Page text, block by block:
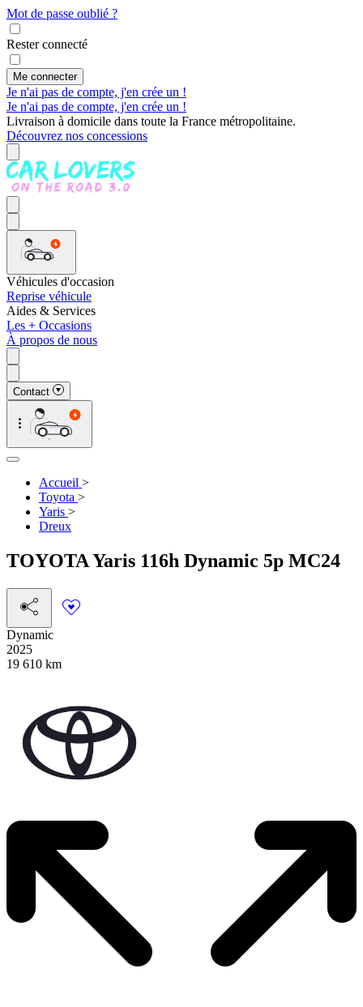
Mot de passe oublié ?
Rester connecté
Me connecter
Je n'ai pas de compte, j'en crée un !
Je n'ai pas de compte, j'en crée un !
Livraison à domicile dans toute la France métropolitaine.
Découvrez nos concessions
Véhicules d'occasion
Reprise véhicule
Aides & Services
Les + Occasions
À propos de nous
Contact
Accueil >
Toyota >
Yaris >
Dreux
TOYOTAYaris 116h Dynamic 5p MC24
Dynamic
2025
19 610 km